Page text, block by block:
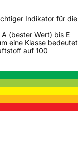
Indikator für die
(bester Wert) bis E
eine Klasse bedeutet
auf 100